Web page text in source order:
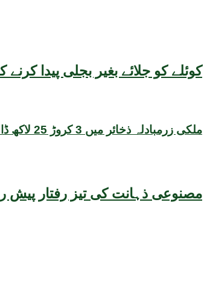
کوئلے کو جلائے بغیر بجلی پیدا
مصنوعی ذہانت کی تیز رفتار پیش رفت 2028 تک عالمی معیشت کیلئے سنگین خطرہ بن سکتی ہے، نئی
ملکی زرمبادلہ ذخائر میں 3 کروڑ 25 لاکھ ڈالر کا اضافہ، مجموعی حجم 22 ارب 47 کروڑ ڈالر تک پہنچ گیا